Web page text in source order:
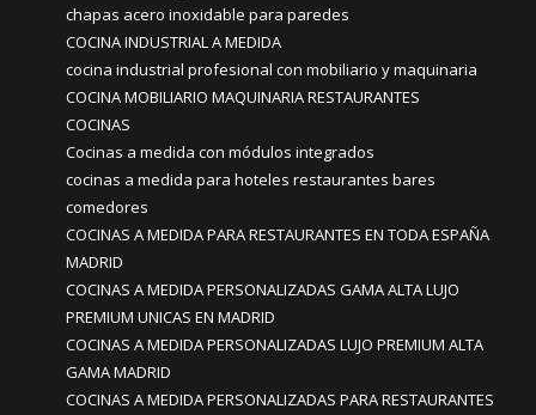
chapas acero inoxidable para paredes
COCINA INDUSTRIAL A MEDIDA
cocina industrial profesional con mobiliario y maquinaria
COCINA MOBILIARIO MAQUINARIA RESTAURANTES
COCINAS
Cocinas a medida con módulos integrados
cocinas a medida para hoteles restaurantes bares
comedores
COCINAS A MEDIDA PARA RESTAURANTES EN TODA ESPAÑA
MADRID
COCINAS A MEDIDA PERSONALIZADAS GAMA ALTA LUJO
PREMIUM UNICAS EN MADRID
COCINAS A MEDIDA PERSONALIZADAS LUJO PREMIUM ALTA
GAMA MADRID
COCINAS A MEDIDA PERSONALIZADAS PARA RESTAURANTES